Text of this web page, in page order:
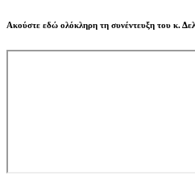
Ακούστε εδώ ολόκληρη τη συνέντευξη του κ.